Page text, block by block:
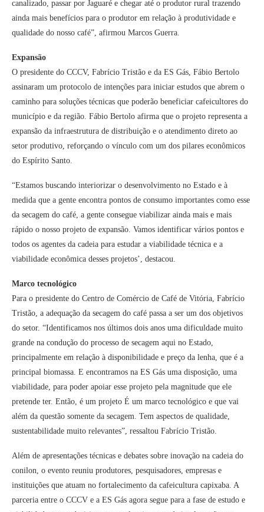
canalizado, passar por Jaguaré e chegar até o produtor rural trazendo
ainda mais benefícios para o produtor em relação à produtividade e
qualidade do nosso café”, afirmou Marcos Guerra.
Expansão
O presidente do CCCV, Fabrício Tristão e da ES Gás, Fábio Bertolo
assinaram um protocolo de intenções para iniciar estudos que abrem o
caminho para soluções técnicas que poderão beneficiar cafeicultores do
município e da região. Fábio Bertolo afirma que o projeto representa a
expansão da infraestrutura de distribuição e o atendimento direto ao
setor produtivo, reforçando o vínculo com um dos pilares econômicos
do Espírito Santo.
“Estamos buscando interiorizar o desenvolvimento no Estado e à
medida que a gente encontra pontos de consumo importantes como esse
da secagem do café, a gente consegue viabilizar ainda mais e mais
rápido o nosso projeto de expansão. Vamos identificar vários pontos e
todos os agentes da cadeia para estudar a viabilidade técnica e a
viabilidade econômica desses projetos’, destacou.
Marco tecnológico
Para o presidente do Centro de Comércio de Café de Vitória, Fabrício
Tristão, a adequação da secagem do café passa a ser um dos objetivos
do setor. “Identificamos nos últimos dois anos uma dificuldade muito
grande na condução do processo de secagem aqui no Estado,
principalmente em relação à disponibilidade e preço da lenha, que é a
principal biomassa. E encontramos na ES Gás uma disposição, uma
viabilidade, para poder apoiar esse projeto pela magnitude que ele
pretende ter. Então, é um projeto É um marco tecnológico e que vai
além da questão somente da secagem. Tem aspectos de qualidade,
sustentabilidade muito relevantes”, ressaltou Fabrício Tristão.
Além de apresentações técnicas e debates sobre inovação na cadeia do
conilon, o evento reuniu produtores, pesquisadores, empresas e
instituições que atuam no fortalecimento da cafeicultura capixaba. A
parceria entre o CCCV e a ES Gás agora segue para a fase de estudo e